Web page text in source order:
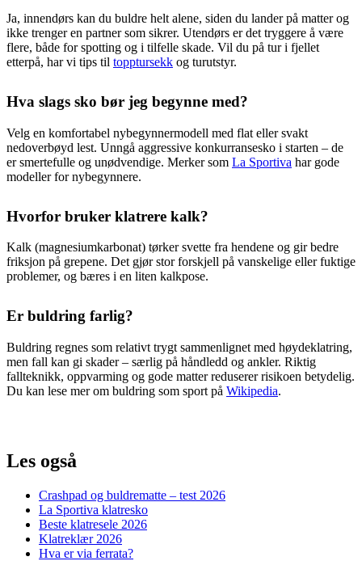
Ja, innendørs kan du buldre helt alene, siden du lander på matter og
ikke trenger en partner som sikrer. Utendørs er det tryggere å være
flere, både for spotting og i tilfelle skade. Vil du på tur i fjellet
etterpå, har vi tips til topptursekk og turutstyr.
Hva slags sko bør jeg begynne med?
Velg en komfortabel nybegynnermodell med flat eller svakt
nedoverbøyd lest. Unngå aggressive konkurransesko i starten – de
er smertefulle og unødvendige. Merker som La Sportiva har gode
modeller for nybegynnere.
Hvorfor bruker klatrere kalk?
Kalk (magnesiumkarbonat) tørker svette fra hendene og gir bedre
friksjon på grepene. Det gjør stor forskjell på vanskelige eller fuktige
problemer, og bæres i en liten kalkpose.
Er buldring farlig?
Buldring regnes som relativt trygt sammenlignet med høydeklatring,
men fall kan gi skader – særlig på håndledd og ankler. Riktig
fallteknikk, oppvarming og gode matter reduserer risikoen betydelig.
Du kan lese mer om buldring som sport på Wikipedia.
Les også
Crashpad og buldrematte – test 2026
La Sportiva klatresko
Beste klatresele 2026
Klatreklær 2026
Hva er via ferrata?